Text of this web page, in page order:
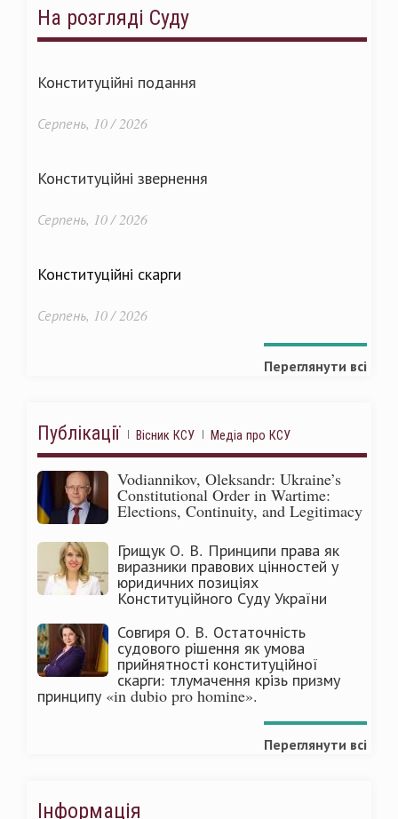
На розгляді Суду
Конституційні подання
Серпень, 10 / 2026
Конституційні звернення
Серпень, 10 / 2026
Конституційні скарги
Серпень, 10 / 2026
Переглянути всі
Публікації Вісник КСУ Медіа про КСУ
Vodiannikov, Oleksandr: Ukraine’s
Constitutional Order in Wartime:
Elections, Continuity, and Legitimacy
Грищук О. В. Принципи права як
виразники правових цінностей у
юридичних позиціях
Конституційного Суду України
Совгиря О. В. Остаточність
судового рішення як умова
прийнятності конституційної
скарги: тлумачення крізь призму
принципу «in dubio pro homine».
Переглянути всі
Інформація